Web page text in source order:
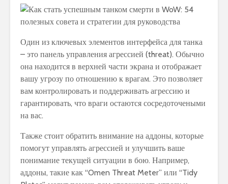
Один из ключевых элементов интерфейса для танка
– это панель управления агрессией (threat). Обычно
она находится в верхней части экрана и отображает
вашу угрозу по отношению к врагам. Это позволяет
вам контролировать и поддерживать агрессию и
гарантировать, что враги остаются сосредоточеными
на вас.
Также стоит обратить внимание на аддоны, которые
помогут управлять агрессией и улучшить ваше
понимание текущей ситуации в бою. Например,
аддоны, такие как “Omen Threat Meter” или “Tidy